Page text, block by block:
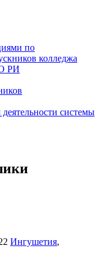
по
колледжа
РИ
системы
Ингушетия,